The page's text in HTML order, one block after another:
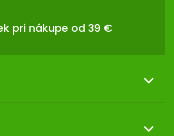
pri nákupe od 39 €
tovaru